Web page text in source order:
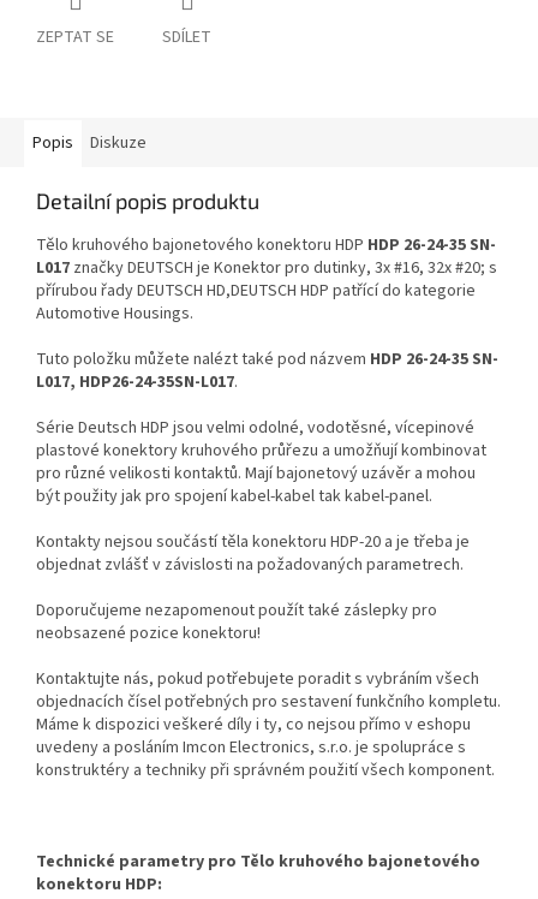
ZEPTAT SE SDÍLET
Popis Diskuze
Detailní popis produktu
Tělo kruhového bajonetového konektoru HDP HDP 26-24-35 SN-
L017 značky DEUTSCH je Konektor pro dutinky, 3x #16, 32x #20; s
přírubou řady DEUTSCH HD,DEUTSCH HDP patřící do kategorie
Automotive Housings.
Tuto položku můžete nalézt také pod názvem HDP 26-24-35 SN-
L017, HDP26-24-35SN-L017.
Série Deutsch HDP jsou velmi odolné, vodotěsné, vícepinové
plastové konektory kruhového průřezu a umožňují kombinovat
pro různé velikosti kontaktů. Mají bajonetový uzávěr a mohou
být použity jak pro spojení kabel-kabel tak kabel-panel.
Kontakty nejsou součástí těla konektoru HDP-20 a je třeba je
objednat zvlášť v závislosti na požadovaných parametrech.
Doporučujeme nezapomenout použít také záslepky pro
neobsazené pozice konektoru!
Kontaktujte nás, pokud potřebujete poradit s vybráním všech
objednacích čísel potřebných pro sestavení funkčního kompletu.
Máme k dispozici veškeré díly i ty, co nejsou přímo v eshopu
uvedeny a posláním Imcon Electronics, s.r.o. je spolupráce s
konstruktéry a techniky při správném použití všech komponent.
Technické parametry pro Tělo kruhového bajonetového
konektoru HDP: